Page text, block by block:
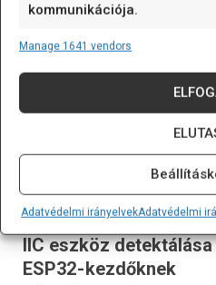
kommunikációja.
Manage 1641 vendors
Adatvédelmi irányelvekAdatvédelmi
Cikk Gyorstippek
IIC eszköz detektálása
ESP32 - kezdőknek